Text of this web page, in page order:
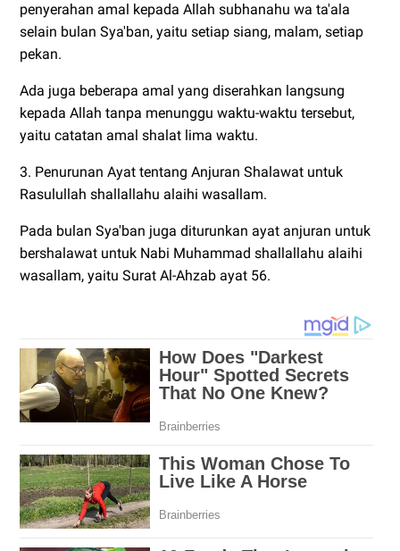
penyerahan amal kepada Allah subhanahu wa ta'ala
selain bulan Sya'ban, yaitu setiap siang, malam, setiap
pekan.
Ada juga beberapa amal yang diserahkan langsung
kepada Allah tanpa menunggu waktu-waktu tersebut,
yaitu catatan amal shalat lima waktu.
3. Penurunan Ayat tentang Anjuran Shalawat untuk
Rasulullah shallallahu alaihi wasallam.
Pada bulan Sya'ban juga diturunkan ayat anjuran untuk
bershalawat untuk Nabi Muhammad shallallahu alaihi
wasallam, yaitu Surat Al-Ahzab ayat 56.